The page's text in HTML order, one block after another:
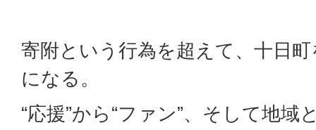
寄附という行為を超えて、十日
になる。
“応援”から“ファン”、そして地域